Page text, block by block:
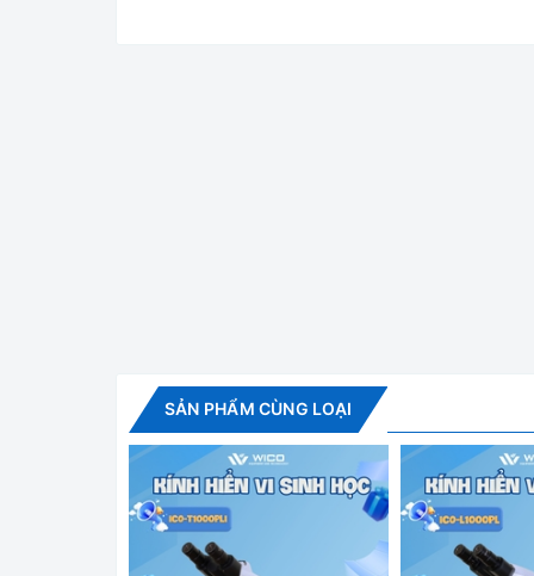
Độ phóng đại:Độ phóng đại tiêu chuẩn 150X
Độ phân giải ảnh: 16M 4608x3456, 14M
Định dạng ảnh: JPEG
Chiều dài sóng： 400 ~ 700nm
SẢN PHẨM CÙNG LOẠI